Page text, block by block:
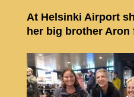
At Helsinki Airport
her big brother Aron